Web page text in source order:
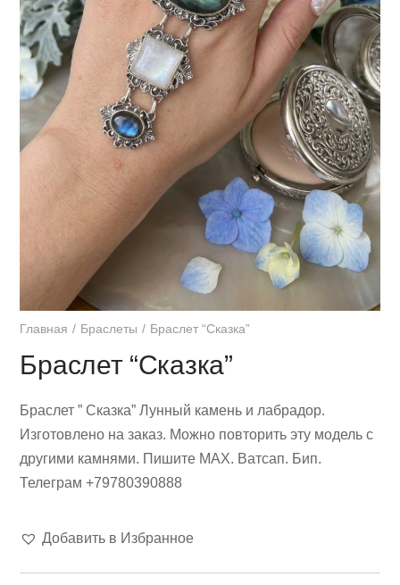
Главная Браслеты Браслет “Сказка”
Браслет “Сказка”
Браслет ” Сказка” Лунный камень и лабрадор.
Изготовлено на заказ. Можно повторить эту модель с
другими камнями. Пишите МАХ. Ватсап. Бип.
Телеграм +79780390888
Добавить в Избранное